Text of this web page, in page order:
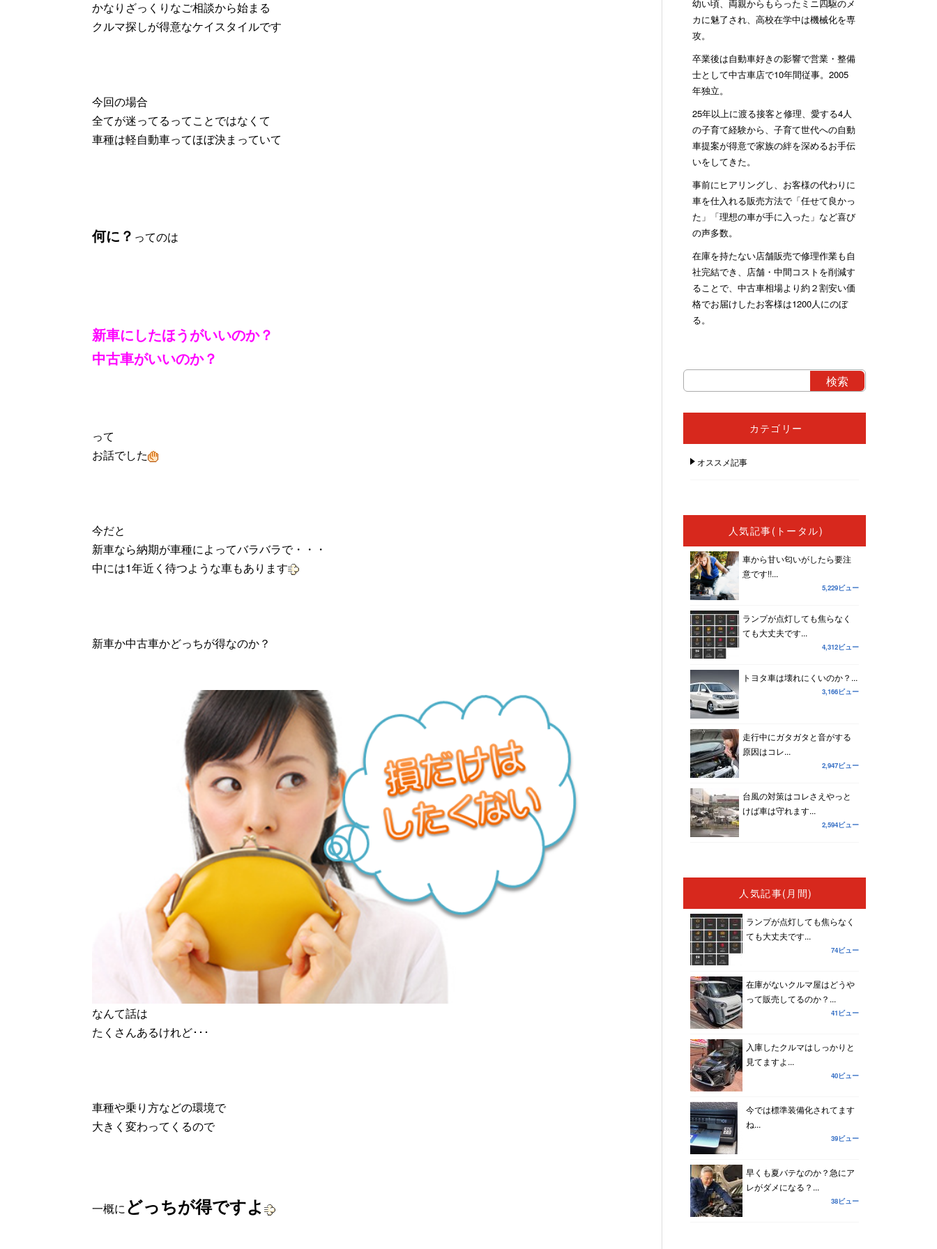
かなりざっくりなご相談から始まる
クルマ探しが得意なケイスタイルです
今回の場合
全てが迷ってるってことではなくて
車種は軽自動車ってほぼ決まっていて
何に？ ってのは
新車にしたほうがいいのか？
中古車がいいのか？
って
お話でした
今だと
新車なら納期が車種によってバラバラで・・・
中には1年近く待つような車もあります
新車か中古車かどっちが得なのか？
なんて話は
たくさんあるけれど･･･
車種や乗り方などの環境で
大きく変わってくるので
一概にどっちが得ですよ
幼い頃、両親からもらったミニ四駆のメ
カに魅了され、高校在学中は機械化を専
攻。
卒業後は自動車好きの影響で営業・整備
士として中古車店で10年間従事。2005
年独立。
25年以上に渡る接客と修理、愛する4人
の子育て経験から、子育て世代への自動
車提案が得意で家族の絆を深めるお手伝
いをしてきた。
事前にヒアリングし、お客様の代わりに
車を仕入れる販売方法で「任せて良かっ
た」「理想の車が手に入った」など喜び
の声多数。
在庫を持たない店舗販売で修理作業も自
社完結でき、店舗・中間コストを削減す
ることで、中古車相場より約２割安い価
格でお届けしたお客様は1200人にのぼ
る。
カテゴリー
オススメ記事
人気記事(トータル)
車から甘い匂いがしたら要注
意です!!...
5,229ビュー
ランプが点灯しても焦らなく
ても大丈夫です...
4,312ビュー
トヨタ車は壊れにくいのか？...
3,166ビュー
走行中にガタガタと音がする
原因はコレ...
2,947ビュー
台風の対策はコレさえやっと
けば車は守れます...
2,594ビュー
人気記事(月間)
ランプが点灯しても焦らなく
ても大丈夫です...
74ビュー
在庫がないクルマ屋はどうや
って販売してるのか？...
41ビュー
入庫したクルマはしっかりと
見てますよ...
40ビュー
今では標準装備化されてます
ね...
39ビュー
早くも夏バテなのか？急にア
レがダメになる？...
38ビュー